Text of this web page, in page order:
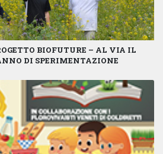
BIOFUTURE – AL VIA IL
DI SPERIMENTAZIONE